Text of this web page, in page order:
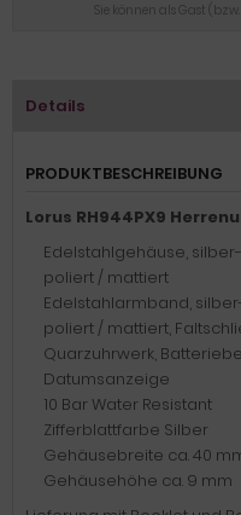
Sie können als Gast
Details
PRODUKTBESCHREIBUNG
Lorus RH944PX9
Edelstahlgehäuse,
poliert / mattiert
Edelstahlarmband,
poliert / mattiert,
Quarzuhrwerk,
Datumsanzeige
10 Bar Water Resistant
Zifferblattfarbe Silber
Gehäusebreite ca. 40
Gehäusehöhe ca. 9 mm